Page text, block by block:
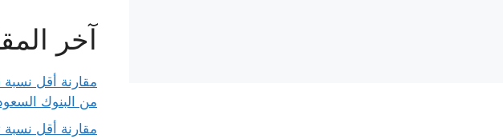
آخر
من البنوك
مقارنة أقل